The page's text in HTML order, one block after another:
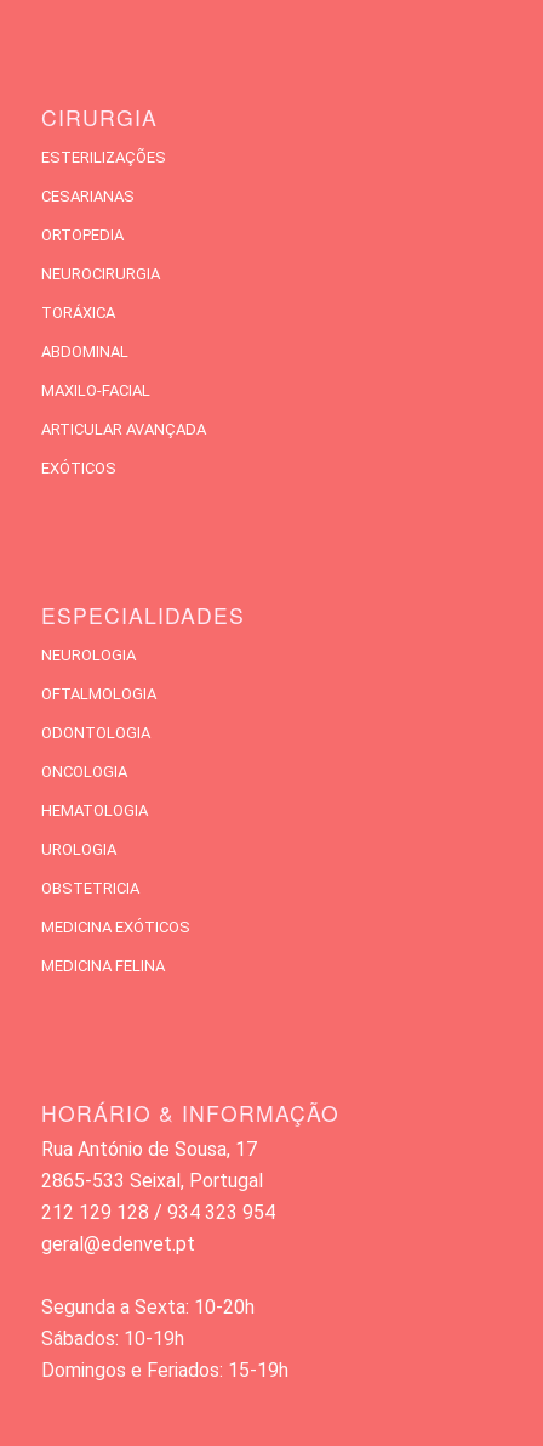
CIRURGIA
ESTERILIZAÇÕES
CESARIANAS
ORTOPEDIA
NEUROCIRURGIA
TORÁXICA
ABDOMINAL
MAXILO-FACIAL
ARTICULAR AVANÇADA
EXÓTICOS
ESPECIALIDADES
NEUROLOGIA
OFTALMOLOGIA
ODONTOLOGIA
ONCOLOGIA
HEMATOLOGIA
UROLOGIA
OBSTETRICIA
MEDICINA EXÓTICOS
MEDICINA FELINA
HORÁRIO & INFORMAÇÃO
Rua António de Sousa, 17
2865-533 Seixal, Portugal
212 129 128 / 934 323 954
geral@edenvet.pt
Segunda a Sexta: 10-20h
Sábados: 10-19h
Domingos e Feriados: 15-19h